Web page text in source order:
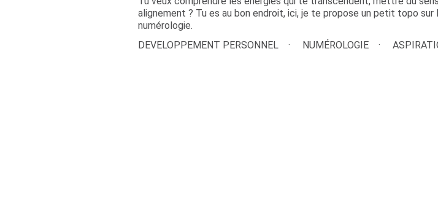
alignement ? Tu es au bon endroit, ici, je te propose un petit topo
numérologie.
DEVELOPPEMENT PERSONNEL
NUMÉROLOGIE